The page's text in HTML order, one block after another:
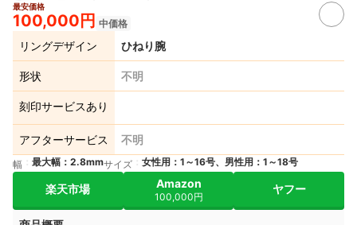
最安価格
100,000円 中価格
リングデザイン ひねり腕
形状 不明
刻印サービスあり
アフターサービス 不明
幅 最大幅：2.8mmサイズ 女性用：1～16号、男性用：1～18号
楽天市場 Amazon
100,000円
ヤフー